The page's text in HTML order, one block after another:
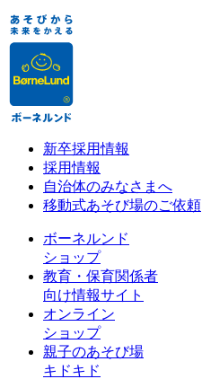
新卒採用情報
採用情報
自治体のみなさまへ
移動式あそび場のご依頼
ボーネルンド
ショップ
教育・保育関係者
向け情報サイト
オンライン
ショップ
親子のあそび場
キドキド